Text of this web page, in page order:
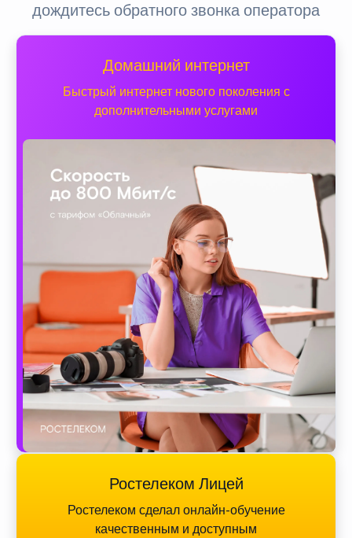
дождитесь обратного звонка оператора
Домашний интернет
Быстрый интернет нового поколения с
дополнительными услугами
Ростелеком Лицей
Ростелеком сделал онлайн-обучение
качественным и доступным